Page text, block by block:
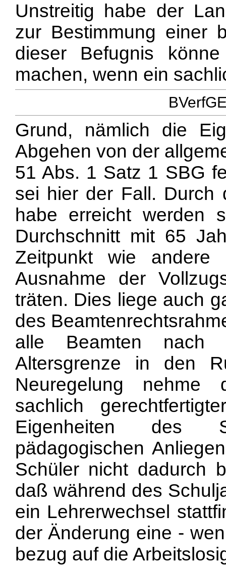
Unstreitig habe der
zur Bestimmung einer
dieser Befugnis
machen, wenn ein
Grund, nämlich die
Abgehen von der
51 Abs. 1 Satz 1 SBG
sei hier der Fall. Durch
habe erreicht werden
Durchschnitt mit 65
Zeitpunkt wie andere
Ausnahme der
träten. Dies liege auch
des
alle Beamten nach
Altersgrenze in den
Neuregelung
sachlich
Eigenheiten des
pädagogischen
Schüler nicht dadurch
daß während des
ein Lehrerwechsel
der Änderung eine -
bezug auf die